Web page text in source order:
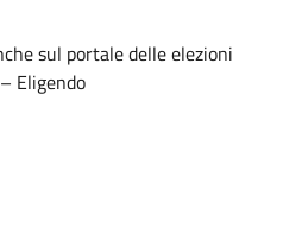
sul portale delle elezioni
Eligendo